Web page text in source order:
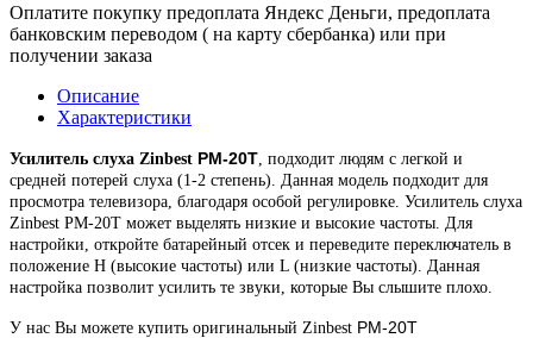
Оплатите покупку предоплата Яндекс Деньги, предоплата
банковским переводом ( на карту сбербанка) или при
получении заказа
Описание
Характеристики
Усилитель слуха Zinbest РМ-20Т , подходит людям с легкой и
средней потерей слуха (1-2 степень). Данная модель подходит для
просмотра телевизора, благодаря особой регулировке. Усилитель слуха
Zinbest РМ-20T может выделять низкие и высокие частоты. Для
настройки, откройте батарейный отсек и переведите переключатель в
положение H (высокие частоты) или L (низкие частоты). Данная
настройка позволит усилить те звуки, которые Вы слышите плохо.
У нас Вы можете купить оригинальный Zinbest РМ-20Т